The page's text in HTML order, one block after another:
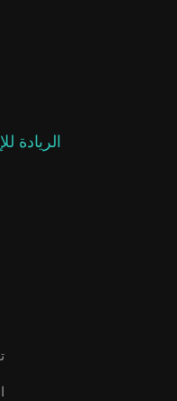
الريادة